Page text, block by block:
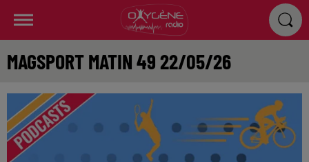
MAGSPORT MATIN 49 22/05/26